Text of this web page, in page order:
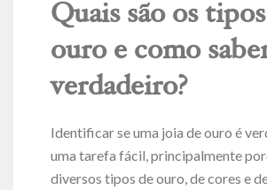
Quais são os
ouro e como
verdadeiro?
Identificar se uma joia de ouro é
uma tarefa fácil, principalmente
diversos tipos de ouro, de cores e